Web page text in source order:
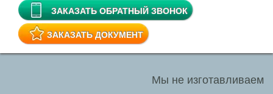
ЗАКАЗАТЬ ОБРАТНЫЙ ЗВОНОК
ЗАКАЗАТЬ ДОКУМЕНТ
Мы не изготавливаем